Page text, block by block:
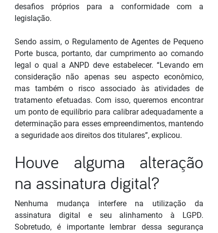
desafios próprios para a conformidade com a
legislação.
Sendo assim, o Regulamento de Agentes de Pequeno
Porte busca, portanto, dar cumprimento ao comando
legal o qual a ANPD deve estabelecer. “Levando em
consideração não apenas seu aspecto econômico,
mas também o risco associado às atividades de
tratamento efetuadas. Com isso, queremos encontrar
um ponto de equilíbrio para calibrar adequadamente a
determinação para esses empreendimentos, mantendo
a seguridade aos direitos dos titulares”, explicou.
Houve alguma alteração
na assinatura digital?
Nenhuma mudança interfere na utilização da
assinatura digital e seu alinhamento à LGPD.
Sobretudo, é importante lembrar dessa segurança